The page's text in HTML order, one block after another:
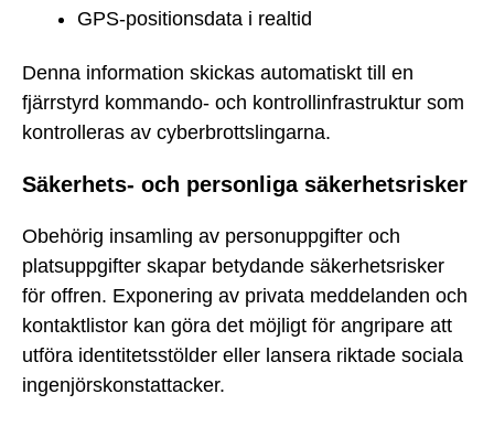
GPS-positionsdata i realtid
Denna information skickas automatiskt till en
fjärrstyrd kommando- och kontrollinfrastruktur som
kontrolleras av cyberbrottslingarna.
Säkerhets- och personliga säkerhetsrisker
Obehörig insamling av personuppgifter och
platsuppgifter skapar betydande säkerhetsrisker
för offren. Exponering av privata meddelanden och
kontaktlistor kan göra det möjligt för angripare att
utföra identitetsstölder eller lansera riktade sociala
ingenjörskonstattacker.